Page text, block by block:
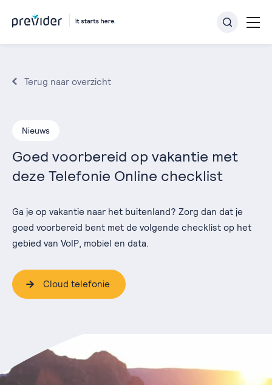
Terug naar overzicht
Nieuws
Goed voorbereid op vakantie met
deze Telefonie Online checklist
Ga je op vakantie naar het buitenland? Zorg dan dat je
goed voorbereid bent met de volgende checklist op het
gebied van VoIP, mobiel en data.
Cloud telefonie